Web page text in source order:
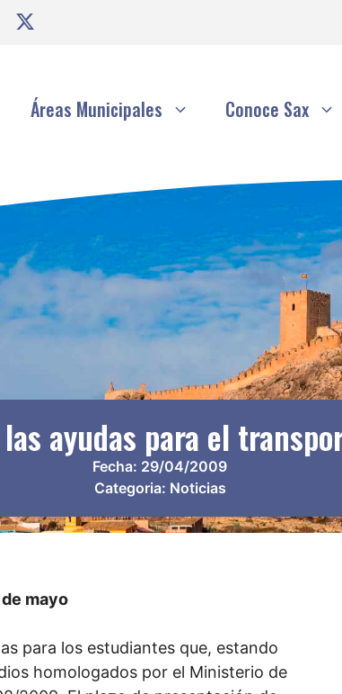
Áreas Municipales Conoce Sax
las ayudas para el
Fecha: 29/04/2009
Categoria: Noticias
mayo
para los estudiantes que, estando
homologados por el Ministerio de